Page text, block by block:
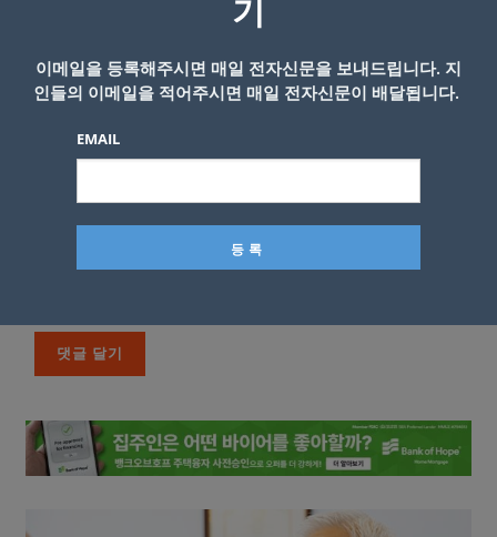
기
이메일을 등록해주시면 매일 전자신문을 보내드립니다. 지
인들의 이메일을 적어주시면 매일 전자신문이 배달됩니다.
EMAIL